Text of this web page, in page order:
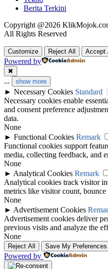
Berita Terkini
Copyright @2026
All Rights Reserved
Customize Reject All Accept
Powered by
✖
... show more
► Necessary Cookies Standard
Necessary cookies enable
and consent preference
data.
None
► Functional Cookies Remark
Functional cookies support
media, collecting feedback, and
None
► Analytical Cookies Remark
Analytical cookies track visitor
metrics like visitor count, bounce
None
► Advertisement Cookies
Advertisement cookies deliver
previous visits and analyze the
None
Reject All Save My Preferences
Powered by